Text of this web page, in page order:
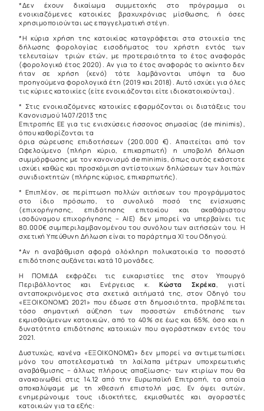
*Δεν έχουν δικαίωμα συμμετοχής στο πρόγραμμα οι
ενοικιαζόμενες κατοικίες βραχυχρόνιας μίσθωσης, ή όσες
χρησιμοποιούνται ως επαγγελματική στέγη.
*Η κύρια χρήση της κατοικίας καταγράφεται στα στοιχεία της
δήλωσης φορολογίας εισοδήματος του χρήστη εντός των
τελευταίων τριών ετών, με προτεραιότητα το έτος αναφοράς
(φορολογικό έτος 2020). Αν για το έτος αναφοράς το ακίνητο δεν
ήταν σε χρήση (κενό) τότε λαμβάνονται υπόψη τα δυο
προηγούμενα φορολογικά έτη (2019 και 2018). Αυτό ισχύει για όλες
τις κύριες κατοικίες (είτε ενοικιάζονται είτε ιδιοκατοικούνται).
* Στις ενοικιαζόμενες κατοικίες εφαρμόζονται οι διατάξεις του
Κανονισμού 1407/2013 της
Επιτροπής ΕΕ για τις ενισχύσεις ήσσονος σημασίας (de minimis),
όπου καθορίζονται τα
όρια σώρευσης επιδοτήσεων (200.000 €). Απαιτείται από τον
Ωφελούμενο (πλήρη κύριο, επικαρπωτή) η υποβολή δήλωση
συμμόρφωσης με τον κανονισμό de minimis, όπως αυτός εκάστοτε
ισχύει καθώς και προσκόμιση αντίστοιχων δηλώσεων των λοιπών
συνιδιοκτητών (πλήρης κύριος, επικαρπωτής).
* Επιπλέον, σε περίπτωση πολλών αιτήσεων του προγράμματος
στο ίδιο πρόσωπο, το συνολικό ποσό της ενίσχυσης
(επιχορήγησης, επιδότησης επιτοκίου και ακαθάριστου
ισοδύναμου επιχορήγησης – ΑΙΕ) δεν μπορεί να υπερβαίνει τις
80.000€ συμπεριλαμβανομένου του συνόλου των αιτήσεών του. Η
σχετική Υπεύθυνη Δήλωση είναι το παράρτημα ΧΙ του Οδηγού.
*Αν η αναβάθμιση αφορά ολόκληρη πολυκατοικία το ποσοστό
επιδότησης αυξάνεται κατά 10 μονάδες.
Η ΠΟΜΙΔΑ εκφράζει τις ευχαριστίες της στον Υπουργό
Περιβάλλοντος και Ενέργειας κ.Κώστα Σκρέκα, γιατί
ανταποκρινόμενος στα σχετικά αιτήματά της, στον Οδηγό του
«ΕΞΟΙΚΟΝΟΜΩ 2021» που έδωσε στη δημοσιότητα, προβλέπεται
τόσο σημαντική αύξηση των ποσοστών επιδότησης των
εκμισθούμενων κατοικιών, από το 40% σε έως και 65%, όσο και η
δυνατότητα επιδότησης κατοικιών που αγοράστηκαν εντός του
2021.
Δυστυχώς, κανένα «ΕΞΟΙΚΟΝΟΜΩ» δεν μπορεί να αντιμετωπίσει
μόνο του αποτελεσματικά τη λαίλαπα μέτρων υποχρεωτικής
αναβάθμισης – άλλως πλήρους απαξίωσης- των κτιρίων που θα
ανακοινωθεί στις 14.12 από την Ευρωπαϊκή Επιτροπή, τα οποία
αποκαλύψαμε με τη χθεσινή επιστολή μας. Εν όψει αυτών,
ενημερώνουμε τους ιδιοκτήτες, εκμισθωτές και αγοραστές
κατοικιών για τα εξής: